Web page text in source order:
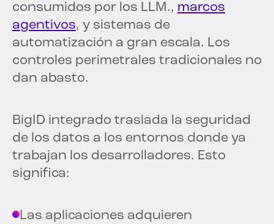
consumidos por los LLM., marcos
agentivos, y sistemas de
automatización a gran escala. Los
controles perimetrales tradicionales no
dan abasto.
BigID integrado traslada la seguridad
de los datos a los entornos donde ya
trabajan los desarrolladores. Esto
significa:
Las aplicaciones adquieren